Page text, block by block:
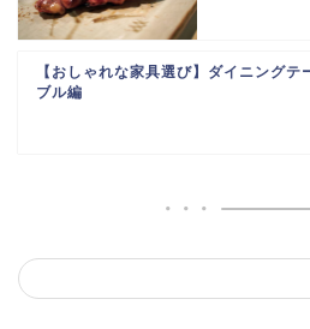
【おしゃれな家具選び】ダイニングテ
ブル編